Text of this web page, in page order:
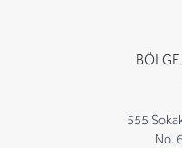
555
No.